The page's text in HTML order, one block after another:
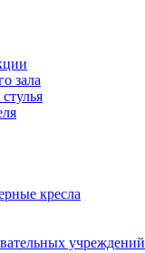
зала
кресла
учреждений